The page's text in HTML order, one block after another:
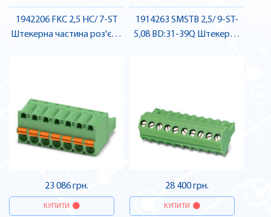
1942206 FKC 2,5 HC/ 7-ST
Штекерна частина роз'єму
23 086 грн.
КУПИТИ
1914263 SMSTB 2,5/ 9-ST-
5,08 BD:31-39Q Штекерна
28 400 грн.
КУПИТИ